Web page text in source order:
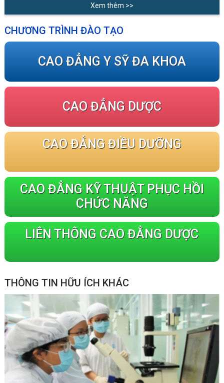
Xem thêm >>
CHƯƠNG TRÌNH ĐÀO TẠO
CAO ĐẲNG Y SỸ ĐA KHOA
CAO ĐẲNG DƯỢC
CAO ĐẲNG ĐIỀU DƯỠNG
CAO ĐẲNG KỸ THUẬT PHỤC HỒI
CHỨC NĂNG
LIÊN THÔNG CAO ĐẲNG DƯỢC
THÔNG TIN HỮU ÍCH KHÁC